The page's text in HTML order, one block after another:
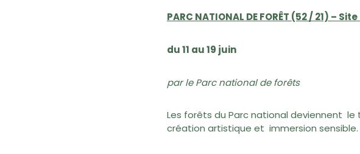
PARC NATIONAL DE FORÊT (52 / 21) –
du 11 au 19 juin
par le Parc national de forêts
Les forêts du Parc national deviennent
création artistique et immersion sensible.